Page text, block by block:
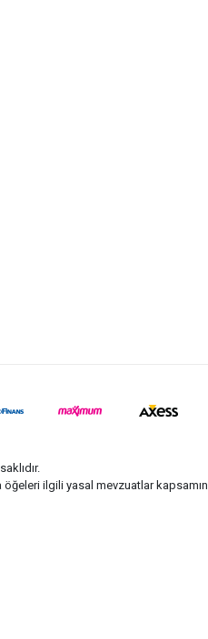
ilgili yasal mevzuatlar